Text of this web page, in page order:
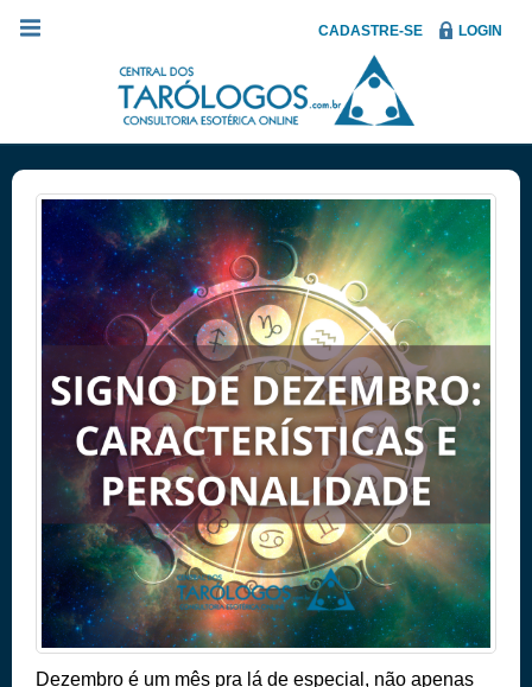
CADASTRE-SE LOGIN
Dezembro é um mês pra lá de especial, não apenas